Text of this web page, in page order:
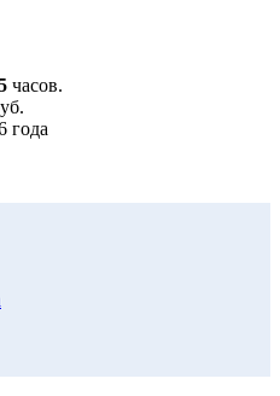
часов.
года